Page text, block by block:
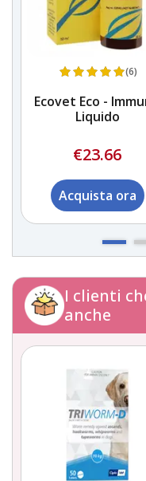
(6)
Ecovet Eco -
Liquido
€23.66
Acquista ora
I clienti
anche